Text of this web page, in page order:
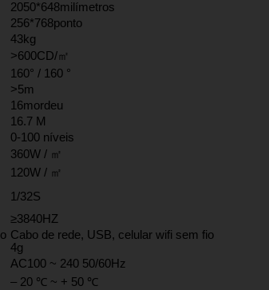
2050*648milímetros
256*768ponto
43kg
>600CD/㎡
160° / 160 °
>5m
16mordeu
16.7 M
0-100 níveis
360W / ㎡
120W / ㎡
1/32S
≥3840HZ
Cabo de rede, USB, celular wifi sem fio
4g
AC100 ~ 240 50/60Hz
– 20 ℃ ~ + 50 ℃